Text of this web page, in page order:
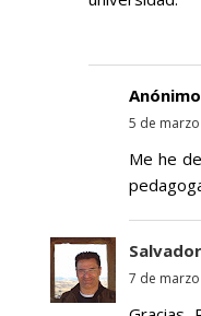
Anónimo
5 de
Me he
7 de